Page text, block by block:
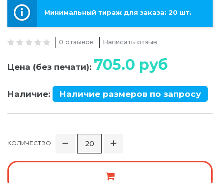
Минимальный тираж для заказа: 20 шт.
0 отзывов Написать отзыв
Цена (без печати): 705.0 руб
Наличие: Наличие размеров по запросу
КОЛИЧЕСТВО